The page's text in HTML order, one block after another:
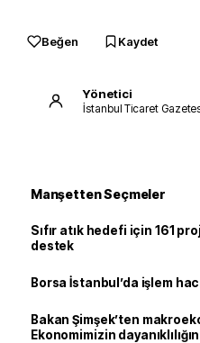
Beğen Kaydet
Yönetici
İstanbul Ticaret
Manşetten Seçmeler
Sıfır atık hedefi için 161
destek
Borsa İstanbul’da işlem
Bakan Şimşek’ten
Ekonomimizin